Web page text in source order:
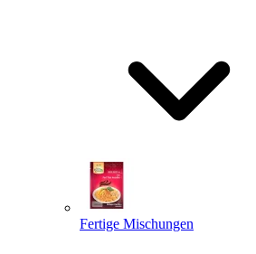
Fertige Mischungen